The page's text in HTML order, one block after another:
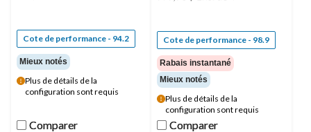
Cote de performance - 94.2
Mieux notés
Plus de détails de la
configuration sont requis
Comparer
Comparer
Cote de performance - 98.9
Rabais instantané
Mieux notés
Plus de détails de la
configuration sont requis
Comparer
Comparer